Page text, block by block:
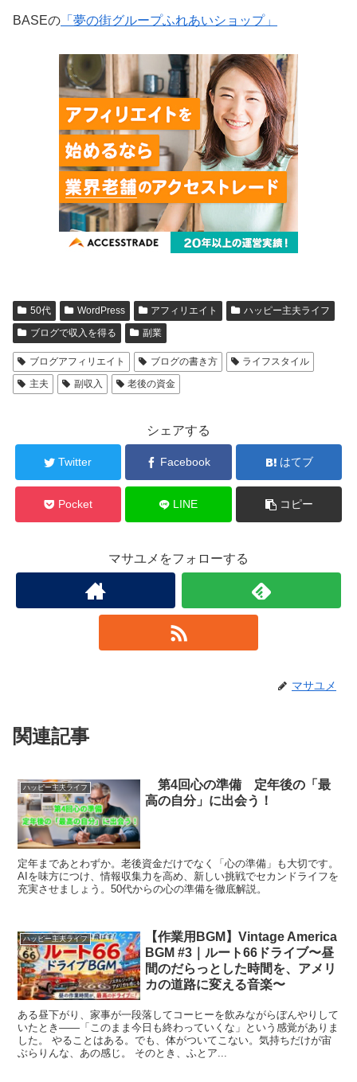
BASEの 「夢の街グループふれあいショップ」
50代 WordPress アフィリエイト
ハッピー主夫ライフ
ブログで収入を得る
副業
ブログアフィリエイト ブログの書き方
ライフスタイル
主夫
副収入 老後の資金
シェアする
Twitter Facebook はてブ
Pocket LINE コピー
マサユメをフォローする
マサユメ
関連記事
ハッピー主夫ライフ
第4回心の準備 定年後の「最
高の自分」に出会う！
定年まであとわずか。老後資金だけでなく「心の準備」も大切です。
AIを味方につけ、情報収集力を高め、新しい挑戦でセカンドライフを
充実させましょう。50代からの心の準備を徹底解説。
ハッピー主夫ライフ
【作業用BGM】Vintage America
BGM #3｜ルート66ドライブ〜昼
間のだらっとした時間を、アメリ
カの道路に変える音楽〜
ある昼下がり、家事が一段落してコーヒーを飲みながらぼんやりして
いたとき——「このまま今日も終わっていくな」という感覚がありま
した。 やることはある。でも、体がついてこない。気持ちだけが宙
ぶらりんな、あの感じ。 そのとき、ふとア...